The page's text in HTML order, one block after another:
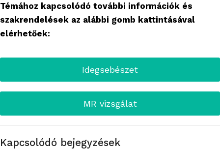
Témához kapcsolódó további információk és
szakrendelések az alábbi gomb kattintásával
elérhetőek:
Idegsebészet
MR vizsgálat
Kapcsolódó bejegyzések